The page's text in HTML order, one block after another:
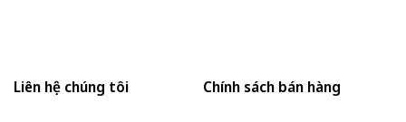
Liên hệ chúng tôi Chính sách bán hàng